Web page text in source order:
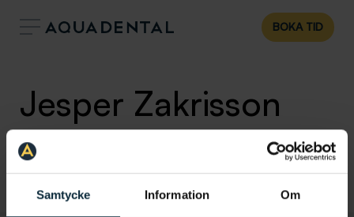
Samtycke Information Om
BOKA TID
Jesper Zakrisson
Specialisttandläkare i parodontologi
Klinik: